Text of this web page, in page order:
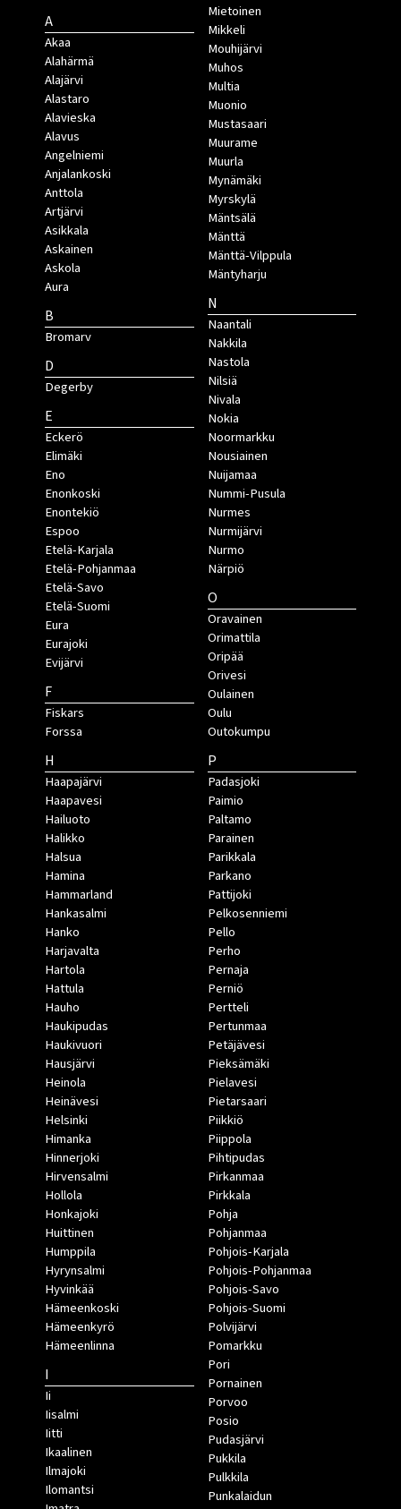
A
Akaa
Alahärmä
Alajärvi
Alastaro
Alavieska
Alavus
Angelniemi
Anjalankoski
Anttola
Artjärvi
Asikkala
Askainen
Askola
Aura
B
Bromarv
D
Degerby
E
Eckerö
Elimäki
Eno
Enonkoski
Enontekiö
Espoo
Etelä-Karjala
Etelä-Pohjanmaa
Etelä-Savo
Etelä-Suomi
Eura
Eurajoki
Evijärvi
F
Fiskars
Forssa
H
Haapajärvi
Haapavesi
Hailuoto
Halikko
Halsua
Hamina
Hammarland
Hankasalmi
Hanko
Harjavalta
Hartola
Hattula
Hauho
Haukipudas
Haukivuori
Hausjärvi
Heinola
Heinävesi
Helsinki
Himanka
Hinnerjoki
Hirvensalmi
Hollola
Honkajoki
Huittinen
Humppila
Hyrynsalmi
Hyvinkää
Hämeenkoski
Hämeenkyrö
Hämeenlinna
I
Ii
Iisalmi
Iitti
Ikaalinen
Ilmajoki
Ilomantsi
Mietoinen
Mikkeli
Mouhijärvi
Muhos
Multia
Muonio
Mustasaari
Muurame
Muurla
Mynämäki
Myrskylä
Mäntsälä
Mänttä
Mänttä-Vilppula
Mäntyharju
N
Naantali
Nakkila
Nastola
Nilsiä
Nivala
Nokia
Noormarkku
Nousiainen
Nuijamaa
Nummi-Pusula
Nurmes
Nurmijärvi
Nurmo
Närpiö
O
Oravainen
Orimattila
Oripää
Orivesi
Oulainen
Oulu
Outokumpu
P
Padasjoki
Paimio
Paltamo
Parainen
Parikkala
Parkano
Pattijoki
Pelkosenniemi
Pello
Perho
Pernaja
Perniö
Pertteli
Pertunmaa
Petäjävesi
Pieksämäki
Pielavesi
Pietarsaari
Piikkiö
Piippola
Pihtipudas
Pirkanmaa
Pirkkala
Pohja
Pohjanmaa
Pohjois-Karjala
Pohjois-Pohjanmaa
Pohjois-Savo
Pohjois-Suomi
Polvijärvi
Pomarkku
Pori
Pornainen
Porvoo
Posio
Pudasjärvi
Pukkila
Pulkkila
Punkalaidun